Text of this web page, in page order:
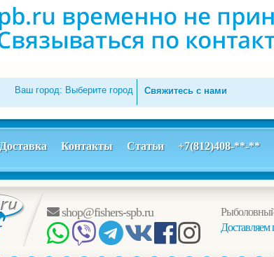
Свяжитесь с нами
Ваш город: Выберите город
Доставка Контакты Статьи +7(812)408-**-**
shop@fishers-spb.ru